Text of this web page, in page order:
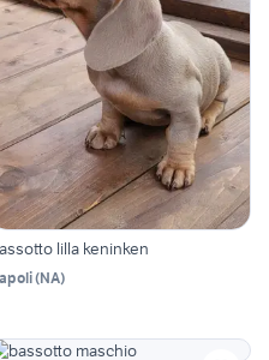
lilla keninken
(NA)